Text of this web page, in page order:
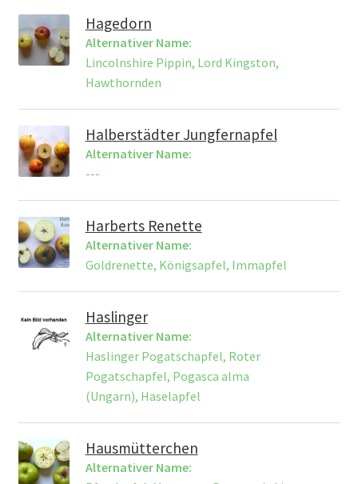
Hagedorn
Alternativer Name:
Lincolnshire Pippin, Lord Kingston,
Hawthornden
Halberstädter Jungfernapfel
Alternativer Name:
---
Harberts Renette
Alternativer Name:
Goldrenette, Königsapfel, Immapfel
Haslinger
Alternativer Name:
Haslinger Pogatschapfel, Roter
Pogatschapfel, Pogasca alma
(Ungarn), Haselapfel
Hausmütterchen
Alternativer Name: